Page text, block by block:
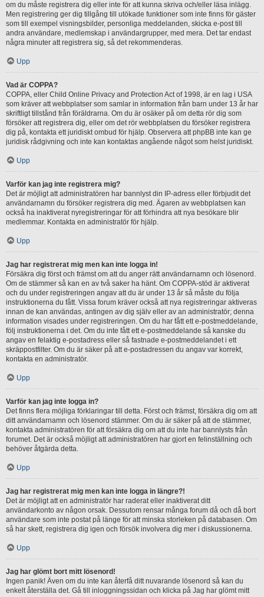
om du måste registrera dig eller inte för att kunna skriva och/eller läsa inlägg.
Men registrering ger dig tillgång till utökade funktioner som inte finns för gäster
som till exempel visningsbilder, personliga meddelanden, skicka e-post till
andra användare, medlemskap i användargrupper, med mera. Det tar endast
några minuter att registrera sig, så det rekommenderas.
Upp
Vad är COPPA?
COPPA, eller Child Online Privacy and Protection Act of 1998, är en lag i USA
som kräver att webbplatser som samlar in information från barn under 13 år har
skriftligt tillstånd från föräldrarna. Om du är osäker på om detta rör dig som
försöker att registrera dig, eller om det rör webbplatsen du försöker registrera
dig på, kontakta ett juridiskt ombud för hjälp. Observera att phpBB inte kan ge
juridisk rådgivning och inte kan kontaktas angående något som helst juridiskt.
Upp
Varför kan jag inte registrera mig?
Det är möjligt att administratören har bannlyst din IP-adress eller förbjudit det
användarnamn du försöker registrera dig med. Ägaren av webbplatsen kan
också ha inaktiverat nyregistreringar för att förhindra att nya besökare blir
medlemmar. Kontakta en administratör för hjälp.
Upp
Jag har registrerat mig men kan inte logga in!
Försäkra dig först och främst om att du anger rätt användarnamn och lösenord.
Om de stämmer så kan en av två saker ha hänt. Om COPPA-stöd är aktiverat
och du under registreringen angav att du är under 13 år så måste du följa
instruktionerna du fått. Vissa forum kräver också att nya registreringar aktiveras
innan de kan användas, antingen av dig själv eller av an administratör; denna
information visades under registreringen. Om du har fått ett e-postmeddelande,
följ instruktionerna i det. Om du inte fått ett e-postmeddelande så kanske du
angav en felaktig e-postadress eller så fastnade e-postmeddelandet i ett
skräppostfilter. Om du är säker på att e-postadressen du angav var korrekt,
kontakta en administratör.
Upp
Varför kan jag inte logga in?
Det finns flera möjliga förklaringar till detta. Först och främst, försäkra dig om att
ditt användarnamn och lösenord stämmer. Om du är säker på att de stämmer,
kontakta administratören för att försäkra dig om att du inte har bannlysts från
forumet. Det är också möjligt att administratören har gjort en felinställning och
behöver åtgärda detta.
Upp
Jag har registrerat mig men kan inte logga in längre?!
Det är möjligt att en administratör har raderat eller inaktiverat ditt
användarkonto av någon orsak. Dessutom rensar många forum då och då bort
användare som inte postat på länge för att minska storleken på databasen. Om
så har skett, registrera dig igen och försök involvera dig mer i diskussionerna.
Upp
Jag har glömt bort mitt lösenord!
Ingen panik! Även om du inte kan återfå ditt nuvarande lösenord så kan du
enkelt återställa det. Gå till inloggningssidan och klicka på Jag har glömt mitt